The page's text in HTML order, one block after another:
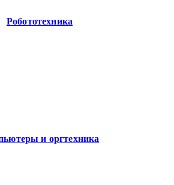
Робототехника
и оргтехника